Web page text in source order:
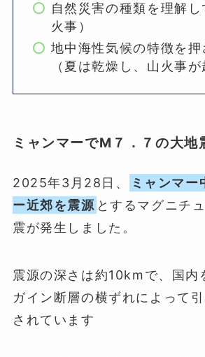
自然災害の種類を理解し
火事）
地中海性気候の特徴を
（夏は乾燥し、山火事が
ミャンマーでM７．７の大地
2025年3月28日、
ミャンマー
ー近郊を震源 とするマグニチ
震が発生しました。
震源の深さは約10kmで、国内
ガイン断層の横ずれによって
されています